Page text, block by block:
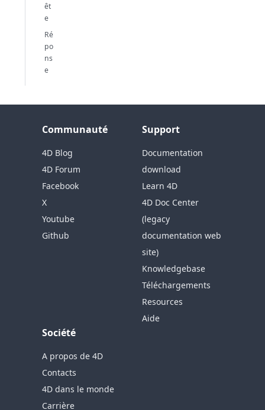
êt
e
Ré
po
ns
e
Communauté
4D Blog
4D Forum
Facebook
X
Youtube
Github
Support
Documentation
download
Learn 4D
4D Doc Center
(legacy
documentation web
site)
Knowledgebase
Téléchargements
Resources
Aide
Société
A propos de 4D
Contacts
4D dans le monde
Carrière